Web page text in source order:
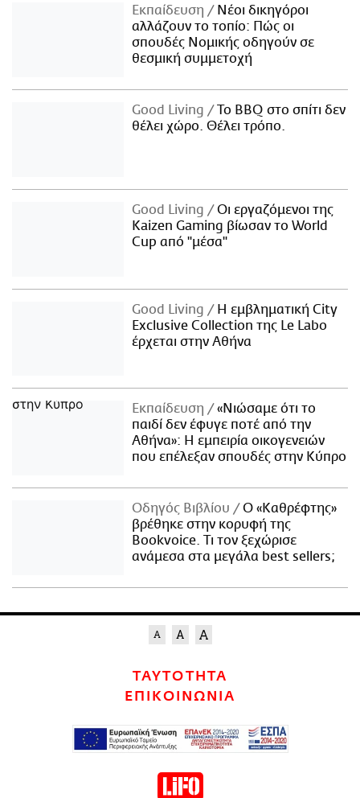
Εκπαίδευση
Νέοι δικηγόροι
αλλάζουν το τοπίο: Πώς οι
σπουδές Νομικής οδηγούν σε
θεσμική συμμετοχή
Good Living
Το BBQ στο σπίτι δεν
θέλει χώρο. Θέλει τρόπο.
Good Living
Οι εργαζόμενοι της
Kaizen Gaming βίωσαν το World
Cup από "μέσα"
Good Living
Η εμβληματική City
Exclusive Collection της Le Labo
έρχεται στην Αθήνα
Εκπαίδευση
«Νιώσαμε ότι το
παιδί δεν έφυγε ποτέ από την
Αθήνα»: Η εμπειρία οικογενειών
που επέλεξαν σπουδές στην Κύπρο
Οδηγός Βιβλίου
Ο «Καθρέφτης»
βρέθηκε στην κορυφή της
Bookvoice. Τι τον ξεχώρισε
ανάμεσα στα μεγάλα best sellers;
ΤΑΥΤΟΤΗΤΑ
ΕΠΙΚΟΙΝΩΝΙΑ